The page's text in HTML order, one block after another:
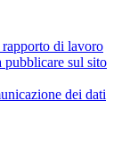
di lavoro
pubblicare sul sito
dei dati